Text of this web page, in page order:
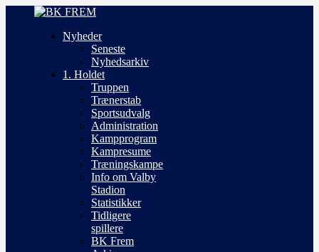
Nyheder
Seneste
Nyhedsarkiv
1. Holdet
Truppen
Trænerstab
Sportsudvalg
Administration
Kampprogram
Kampresume
Træningskampe
Info om Valby
Stadion
Statistikker
Tidligere
spillere
BK Frem